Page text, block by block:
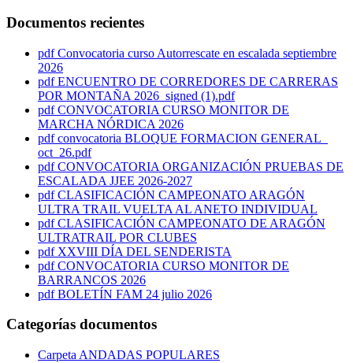
Documentos recientes
pdf Convocatoria curso Autorrescate en escalada septiembre
2026
pdf ENCUENTRO DE CORREDORES DE CARRERAS
POR MONTAÑA 2026_signed (1).pdf
pdf CONVOCATORIA CURSO MONITOR DE
MARCHA NÓRDICA 2026
pdf convocatoria BLOQUE FORMACION GENERAL_
oct_26.pdf
pdf CONVOCATORIA ORGANIZACIÓN PRUEBAS DE
ESCALADA JJEE 2026-2027
pdf CLASIFICACIÓN CAMPEONATO ARAGÓN
ULTRA TRAIL VUELTA AL ANETO INDIVIDUAL
pdf CLASIFICACIÓN CAMPEONATO DE ARAGÓN
ULTRATRAIL POR CLUBES
pdf XXVIII DÍA DEL SENDERISTA
pdf CONVOCATORIA CURSO MONITOR DE
BARRANCOS 2026
pdf BOLETÍN FAM 24 julio 2026
Categorías documentos
Carpeta ANDADAS POPULARES